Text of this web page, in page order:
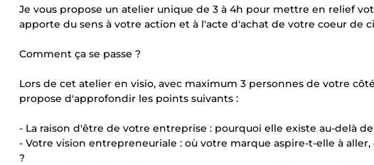
Je vous propose un atelier unique de 3 à 4h pour mettre en relief
apporte du sens à votre action et à l'acte d'achat de votre coeur de
Comment ça se passe ?
Lors de cet atelier en visio, avec maximum 3 personnes de votre
propose d'approfondir les points suivants :
- La raison d'être de votre entreprise : pourquoi elle existe au-delà
- Votre vision entrepreneuriale : où votre marque aspire-t-elle à
?